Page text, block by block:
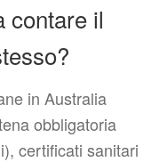
contare il
in Australia
obbligatoria
certificati sanitari